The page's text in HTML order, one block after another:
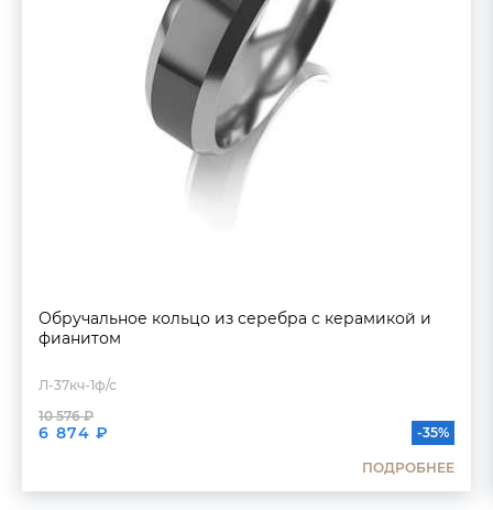
Обручальное кольцо из серебра с керамикой и
фианитом
Л-37кч-1ф/с
6 874 ₽
10 576 ₽
-35%
ПОДРОБНЕЕ